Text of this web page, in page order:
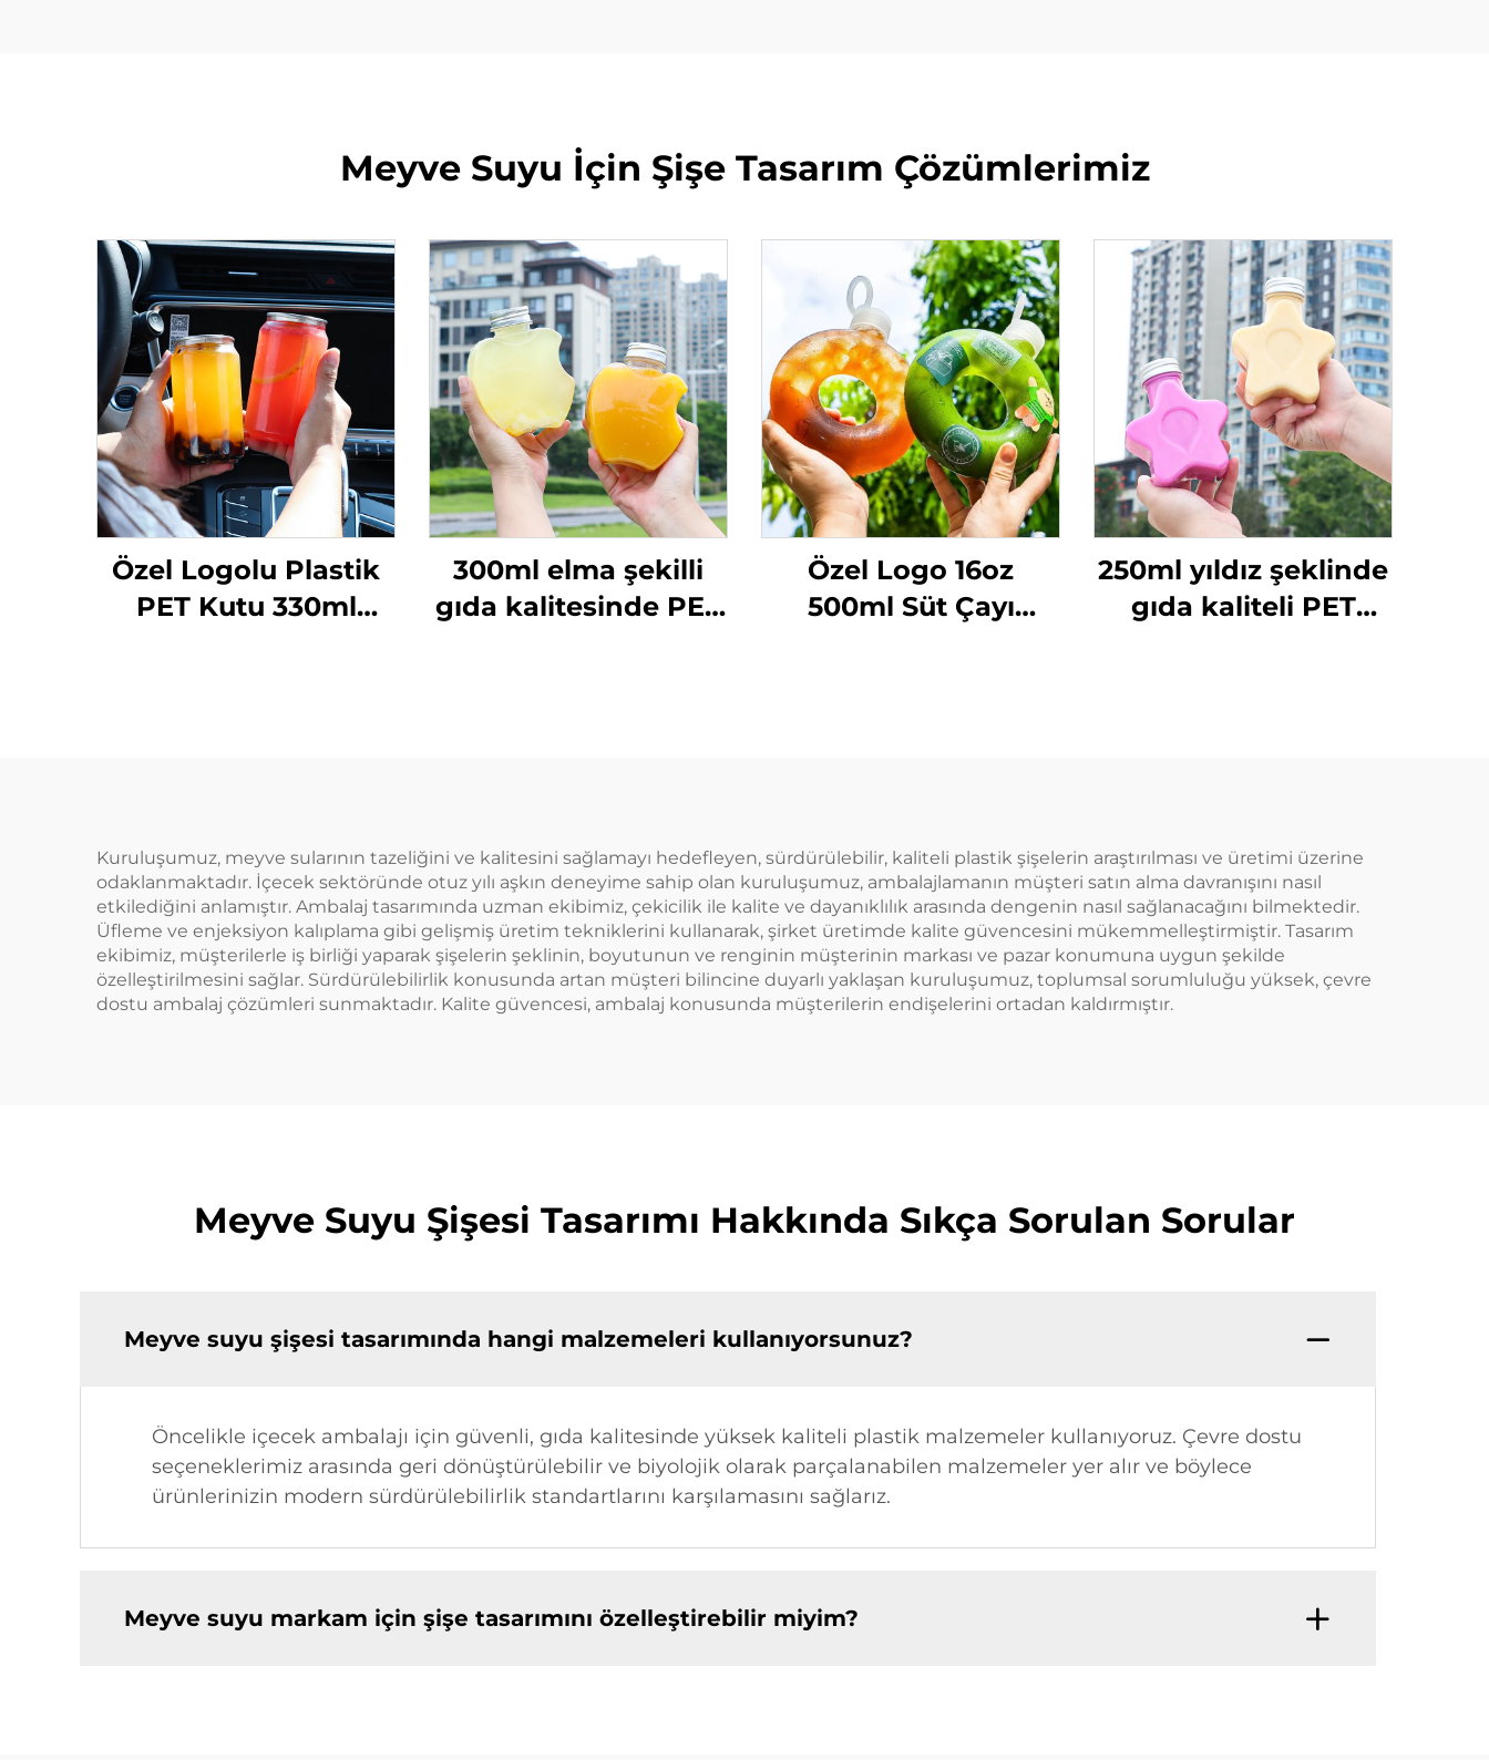
Meyve Suyu İçin Şişe Tasarım Çözümlerimiz
Özel Logolu Plastik
PET Kutu 330ml
300ml elma şekilli
gıda kalitesinde PET
Özel Logo 16oz
500ml Süt Çayı
250ml yıldız şeklinde
gıda kaliteli PET
Kuruluşumuz, meyve sularının tazeliğini ve kalitesini sağlamayı hedefleyen, sürdürülebilir, kaliteli plastik şişelerin araştırılması ve üretimi üzerine
odaklanmaktadır. İçecek sektöründe otuz yılı aşkın deneyime sahip olan kuruluşumuz, ambalajlamanın müşteri satın alma davranışını nasıl
etkilediğini anlamıştır. Ambalaj tasarımında uzman ekibimiz, çekicilik ile kalite ve dayanıklılık arasında dengenin nasıl sağlanacağını bilmektedir.
Üfleme ve enjeksiyon kalıplama gibi gelişmiş üretim tekniklerini kullanarak, şirket üretimde kalite güvencesini mükemmelleştirmiştir. Tasarım
ekibimiz, müşterilerle iş birliği yaparak şişelerin şeklinin, boyutunun ve renginin müşterinin markası ve pazar konumuna uygun şekilde
özelleştirilmesini sağlar. Sürdürülebilirlik konusunda artan müşteri bilincine duyarlı yaklaşan kuruluşumuz, toplumsal sorumluluğu yüksek, çevre
dostu ambalaj çözümleri sunmaktadır. Kalite güvencesi, ambalaj konusunda müşterilerin endişelerini ortadan kaldırmıştır.
Meyve Suyu Şişesi Tasarımı Hakkında Sıkça Sorulan Sorular
Meyve suyu şişesi tasarımında hangi malzemeleri kullanıyorsunuz?
Öncelikle içecek ambalajı için güvenli, gıda kalitesinde yüksek kaliteli plastik malzemeler kullanıyoruz. Çevre dostu
seçeneklerimiz arasında geri dönüştürülebilir ve biyolojik olarak parçalanabilen malzemeler yer alır ve böylece
ürünlerinizin modern sürdürülebilirlik standartlarını karşılamasını sağlarız.
Meyve suyu markam için şişe tasarımını özelleştirebilir miyim?